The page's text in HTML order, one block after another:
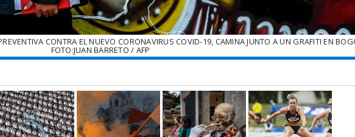
CONTRA EL NUEVO CORONAVIRUS COVID-19, CAMINA JUNTO A UN GRAFITI EN
FOTO:JUAN BARRETO / AFP